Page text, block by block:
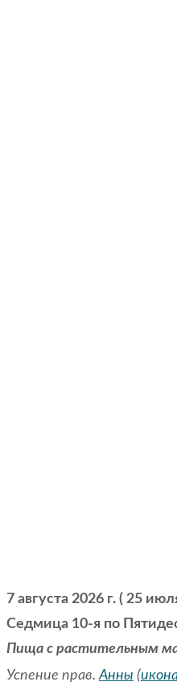
7 августа 2026 г. ( 25
Седмица 10-я по
Пища с растительным
Успение прав.Анны (